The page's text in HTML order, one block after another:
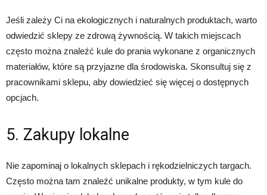
Jeśli zależy Ci na ekologicznych i naturalnych produktach, warto
odwiedzić sklepy ze zdrową żywnością. W takich miejscach
często można znaleźć kule do prania wykonane z organicznych
materiałów, które są przyjazne dla środowiska. Skonsultuj się z
pracownikami sklepu, aby dowiedzieć się więcej o dostępnych
opcjach.
5. Zakupy lokalne
Nie zapominaj o lokalnych sklepach i rękodzielniczych targach.
Często można tam znaleźć unikalne produkty, w tym kule do